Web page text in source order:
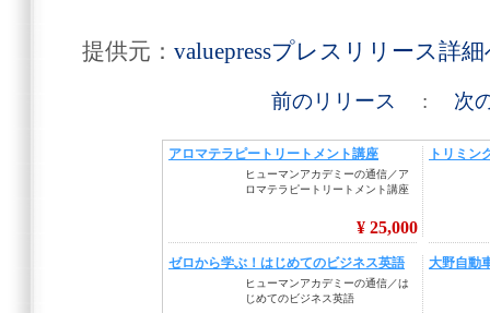
提供元： valuepressプレスリリース詳
前のリリース : 次